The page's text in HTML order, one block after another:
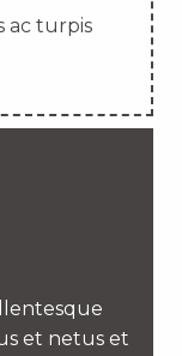
ac turpis
et netus et